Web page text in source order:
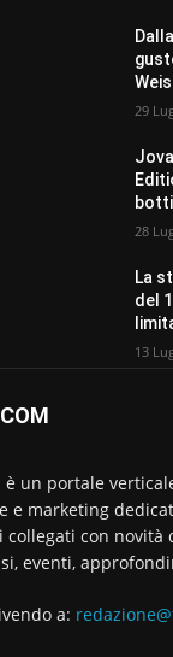
29
28
La
del
13
è un portale
e marketing
collegati con
eventi,
a: